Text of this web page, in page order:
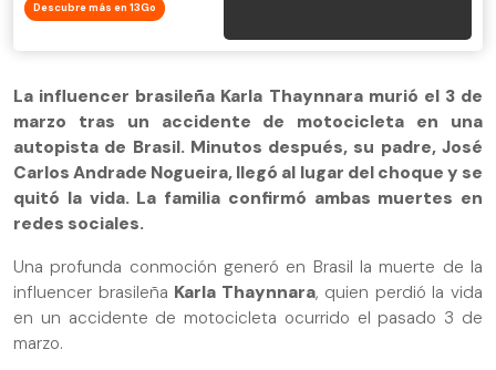
Descubre más en 13Go
La influencer brasileña Karla Thaynnara murió el 3 de
marzo tras un accidente de motocicleta en una
autopista de Brasil. Minutos después, su padre, José
Carlos Andrade Nogueira, llegó al lugar del choque y se
quitó la vida. La familia confirmó ambas muertes en
redes sociales.
Una profunda conmoción generó en Brasil la muerte de la
influencer brasileña Karla Thaynnara, quien perdió la vida
en un accidente de motocicleta ocurrido el pasado 3 de
marzo.